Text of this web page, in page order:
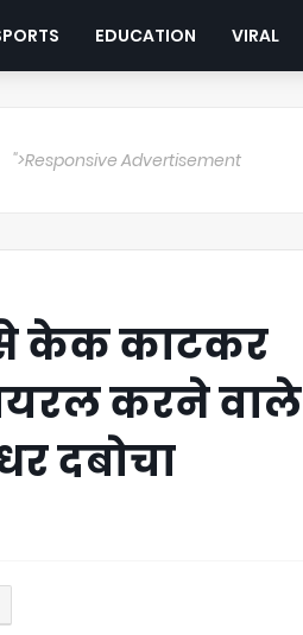
EDUCATION VIRAL
">Responsive Advertisement
केक काटकर
करने वाले
दबोचा